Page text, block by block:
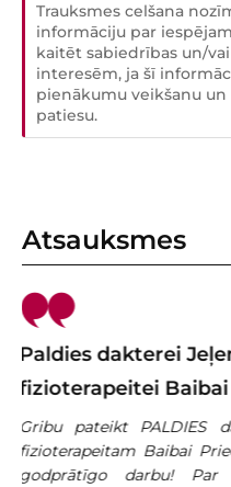
Trauksmes celšana
informāciju par
kaitēt sabiedrības un/
interesēm, ja šī
pienākumu veikšanu
patiesu.
Atsauksmes
un
Stunžānei un
par Jūsu
bērniem un
Paldies
Sirsnīgs
Paldies
šajās